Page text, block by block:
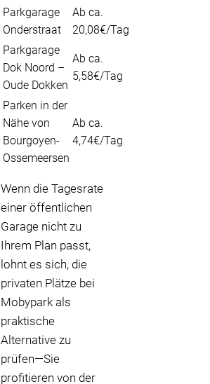
Parkgarage
Onderstraat
Ab ca.
20,08€/Tag
Parkgarage
Dok Noord –
Oude Dokken
Ab ca.
5,58€/Tag
Parken in der
Nähe von
Bourgoyen-
Ossemeersen
Ab ca.
4,74€/Tag
Wenn die Tagesrate
einer öffentlichen
Garage nicht zu
Ihrem Plan passt,
lohnt es sich, die
privaten Plätze bei
Mobypark als
praktische
Alternative zu
prüfen—Sie
profitieren von der